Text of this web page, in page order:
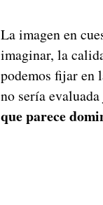
La imagen en
imaginar, la
podemos fijar en
no sería
que parece